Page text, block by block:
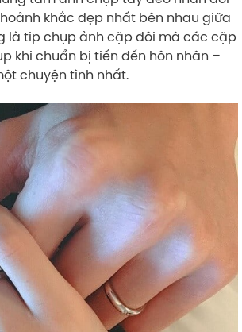
khắc đẹp nhất bên nhau giữa
là tip chụp ảnh cặp đôi mà các cặp
khi chuẩn bị tiến đến hôn nhân –
chuyện tình nhất.